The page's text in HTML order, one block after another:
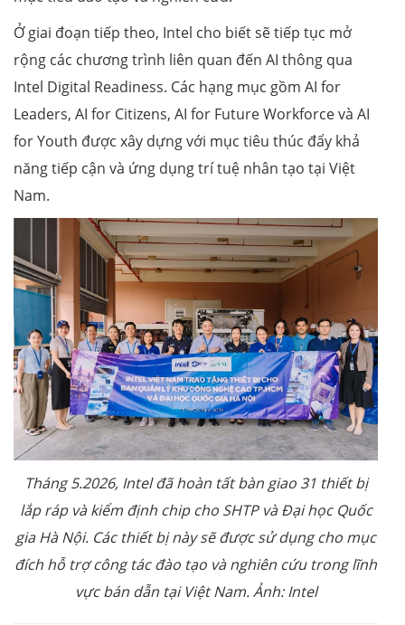
Ở giai đoạn tiếp theo, Intel cho biết sẽ tiếp tục mở
rộng các chương trình liên quan đến AI thông qua
Intel Digital Readiness. Các hạng mục gồm AI for
Leaders, AI for Citizens, AI for Future Workforce và AI
for Youth được xây dựng với mục tiêu thúc đẩy khả
năng tiếp cận và ứng dụng trí tuệ nhân tạo tại Việt
Nam.
Tháng 5.2026, Intel đã hoàn tất bàn giao 31 thiết bị
lắp ráp và kiểm định chip cho SHTP và Đại học Quốc
gia Hà Nội. Các thiết bị này sẽ được sử dụng cho mục
đích hỗ trợ công tác đào tạo và nghiên cứu trong lĩnh
vực bán dẫn tại Việt Nam. Ảnh: Intel